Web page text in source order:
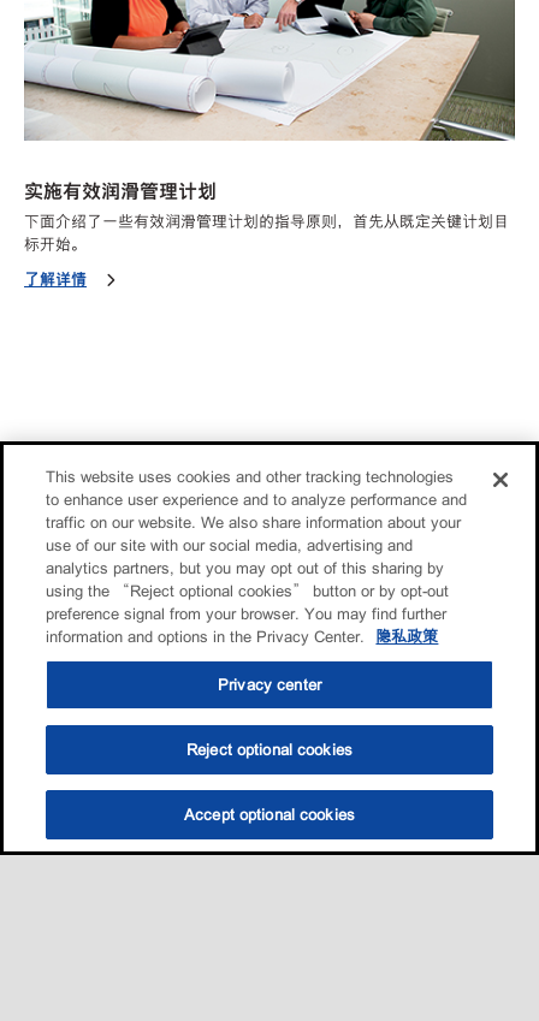
选油助手 查找门店
实施有效润滑管理计划
下面介绍了一些有效润滑管理计划的指导原则，首先从既定关键计划目
标开始。
了解详情
This website uses cookies and other tracking technologies
to enhance user experience and to analyze performance and
traffic on our website. We also share information about your
use of our site with our social media, advertising and
analytics partners, but you may opt out of this sharing by
using the “Reject optional cookies” button or by opt-out
preference signal from your browser. You may find further
information and options in the Privacy Center.
隐私政策
Privacy center
Reject optional cookies
Accept optional cookies